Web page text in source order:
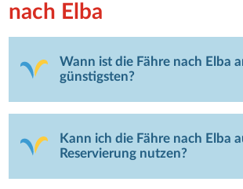
nach Elba
Wann ist die Fähre nach Elba
günstigsten?
Kann ich die Fähre nach Elba
Reservierung nutzen?